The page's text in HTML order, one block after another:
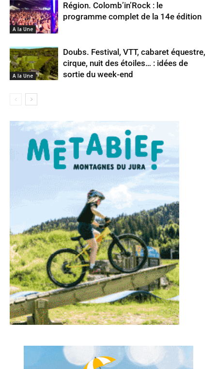
A la Une
Région. Colomb’in’Rock : le
programme complet de la 14e édition
A la Une
Doubs. Festival, VTT, cabaret équestre,
cirque, nuit des étoiles… : idées de
sortie du week-end